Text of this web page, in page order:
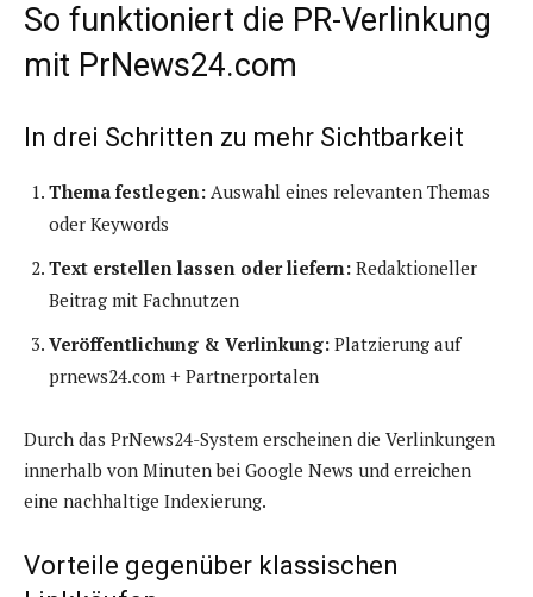
So funktioniert die PR-Verlinkung
mit PrNews24.com
In drei Schritten zu mehr Sichtbarkeit
Thema festlegen: Auswahl eines relevanten Themas
oder Keywords
Text erstellen lassen oder liefern: Redaktioneller
Beitrag mit Fachnutzen
Veröffentlichung & Verlinkung: Platzierung auf
prnews24.com + Partnerportalen
Durch das PrNews24-System erscheinen die Verlinkungen
innerhalb von Minuten bei Google News und erreichen
eine nachhaltige Indexierung.
Vorteile gegenüber klassischen